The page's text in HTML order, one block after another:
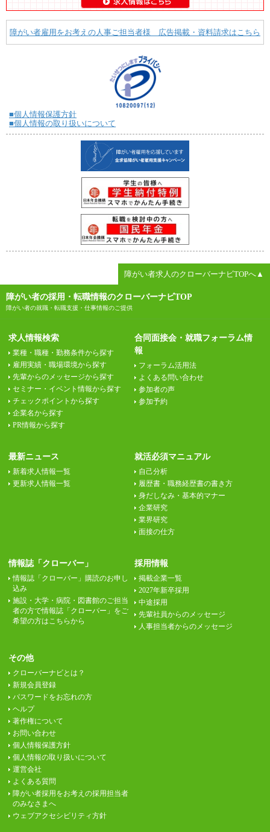
障がい者雇用をお考えの人事ご担当者様 広告掲載・資料請求はこちら
■個人情報保護方針
■個人情報の取り扱いについて
障がい者求人のクローバーナビTOPへ▲
障がい者の採用・転職情報のクローバーナビTOP
障がい者の就職・転職支援・仕事情報のご提供
求人情報検索
業種・職種・勤務条件から探す
雇用実績・職場環境から探す
先輩からのメッセージから探す
セミナー・イベント情報から探す
チェックポイントから探す
企業名から探す
PR情報から探す
合同面接会・就職フォーラム情
報
フォーラム活用法
よくある問い合わせ
参加者の声
参加予約
最新ニュース
新着求人情報一覧
更新求人情報一覧
就活必須マニュアル
自己分析
履歴書・職務経歴書の書き方
身だしなみ・基本的マナー
企業研究
業界研究
面接の仕方
情報誌「クローバー」
情報誌「クローバー」購読のお申し
込み
施設・大学・病院・図書館のご担当
者の方で情報誌「クローバー」をご
希望の方はこちらから
採用情報
掲載企業一覧
2027年新卒採用
中途採用
先輩社員からのメッセージ
人事担当者からのメッセージ
その他
クローバーナビとは？
新規会員登録
パスワードをお忘れの方
ヘルプ
著作権について
お問い合わせ
個人情報保護方針
個人情報の取り扱いについて
運営会社
よくある質問
障がい者採用をお考えの採用担当者
のみなさまへ
ウェブアクセシビリティ方針